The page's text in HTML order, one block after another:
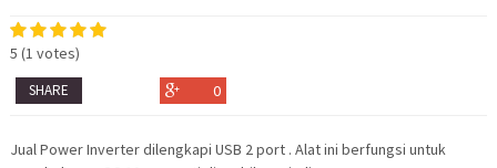
5 (1 votes)
SHARE 0
Jual Power Inverter dilengkapi USB 2 port . Alat ini berfungsi untuk